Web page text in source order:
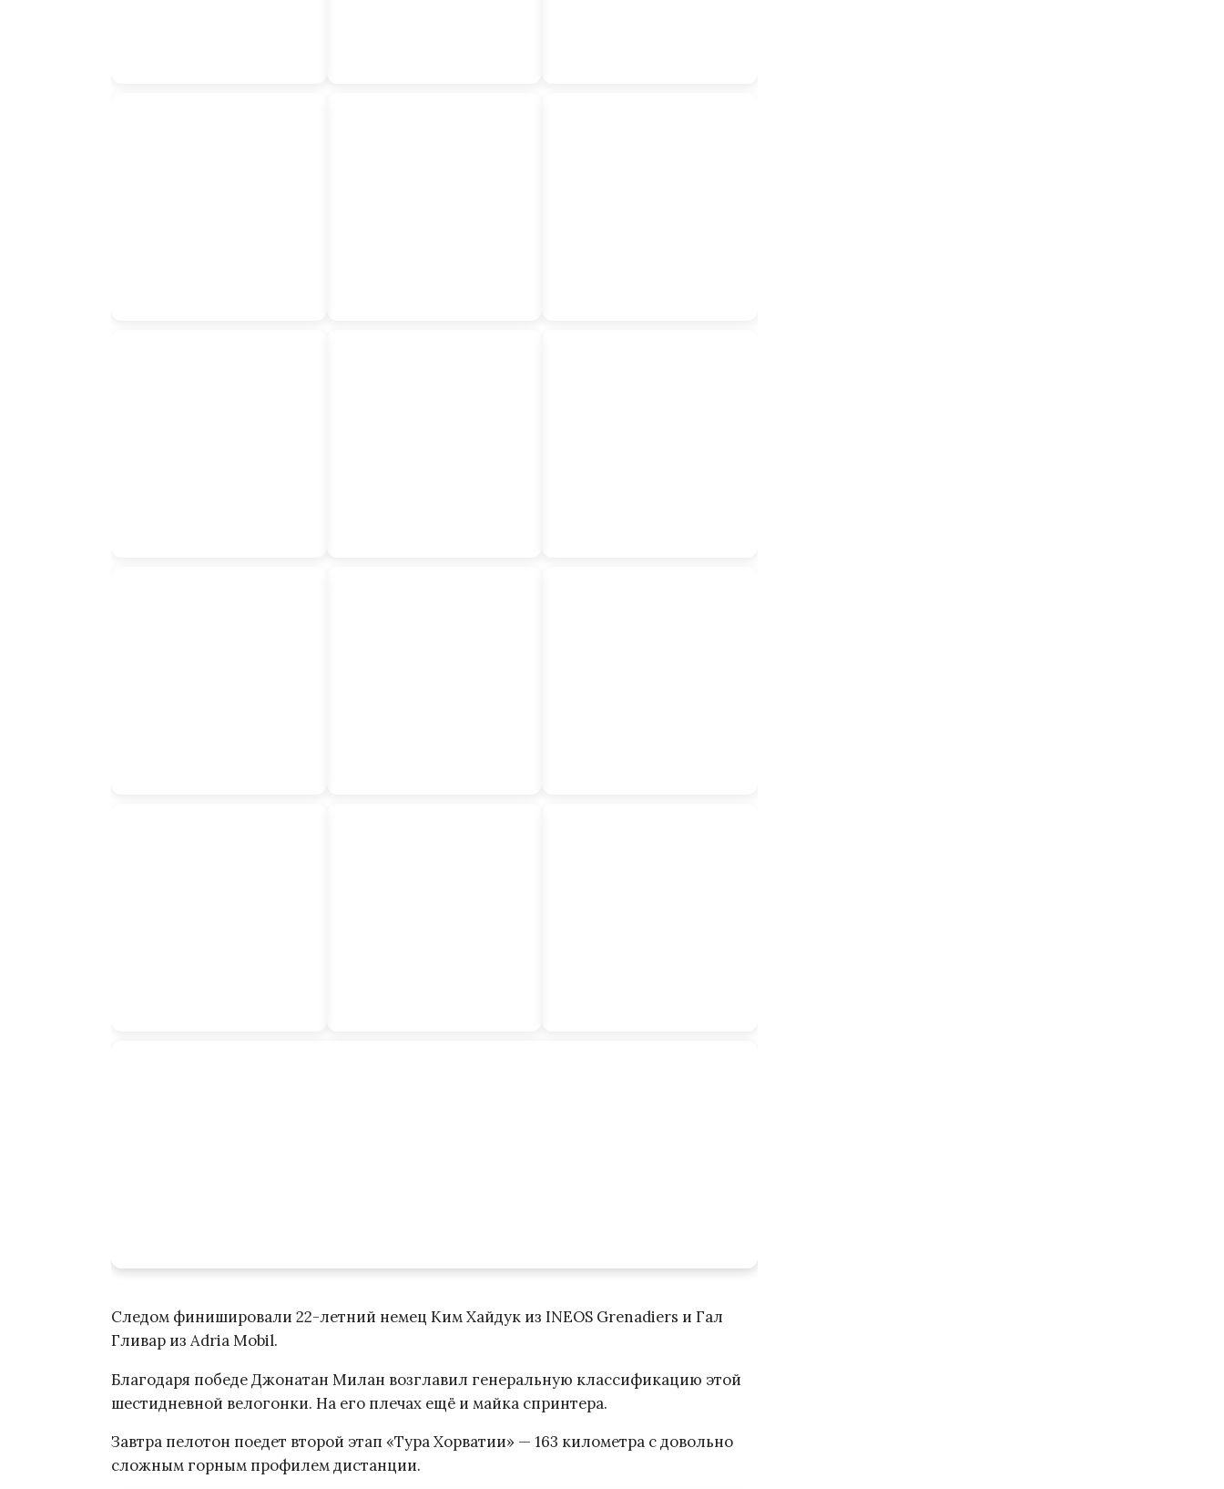
Следом финишировали 22-летний немец Ким Хайдук из INEOS Grenadiers и Гал
Гливар из Adria Mobil.
Благодаря победе Джонатан Милан возглавил генеральную классификацию этой
шестидневной велогонки. На его плечах ещё и майка спринтера.
Завтра пелотон поедет второй этап «Тура Хорватии» — 163 километра с довольно
сложным горным профилем дистанции.